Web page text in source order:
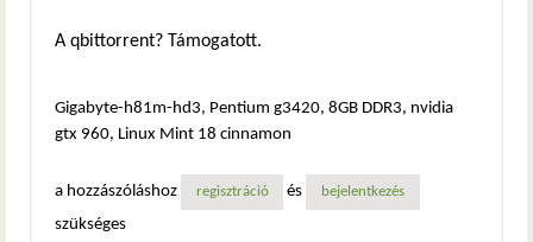
A qbittorrent? Támogatott.
Gigabyte-h81m-hd3, Pentium g3420, 8GB DDR3, nvidia
gtx 960, Linux Mint 18 cinnamon
a hozzászóláshoz regisztráció és bejelentkezés
szükséges